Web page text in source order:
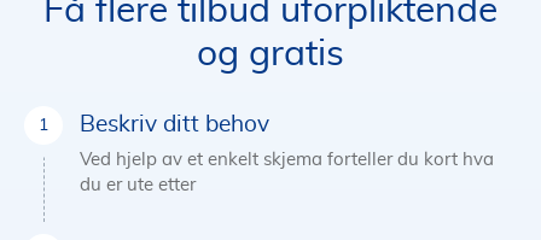
Få flere tilbud uforpliktende
og gratis
Beskriv ditt behov
Ved hjelp av et enkelt skjema forteller du kort hva
du er ute etter